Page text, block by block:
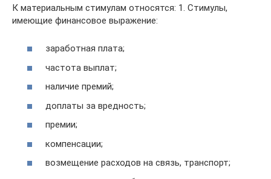
К материальным стимулам относятся: 1. Стимулы,
имеющие финансовое выражение:
заработная плата;
частота выплат;
наличие премий;
доплаты за вредность;
премии;
компенсации;
возмещение расходов на связь, транспорт;